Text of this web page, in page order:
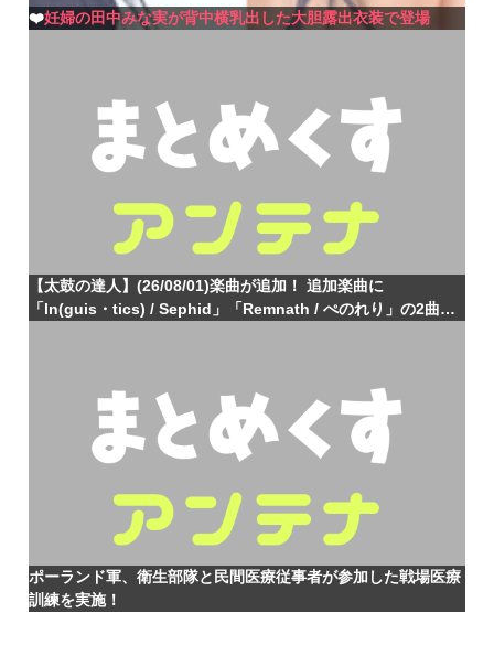
❤️妊婦の田中みな実が背中横乳出した大胆露出衣装で登場
【太鼓の達人】(26/08/01)楽曲が追加！ 追加楽曲に
「ln(guis・tics) / Sephid」「Remnath / ぺのれり」の2曲が
ポーランド軍、衛生部隊と民間医療従事者が参加した戦場医療
訓練を実施！